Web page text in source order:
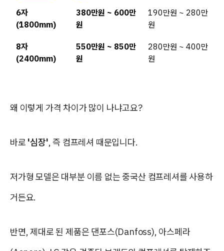
6자
(1800mm)
380만원 ~ 600만
원
190만원 ~ 280만
원
8자
(2400mm)
550만원 ~ 850만
원
280만원 ~ 400만
원
왜 이렇게 가격 차이가 많이 나냐고요?
바로 '심장', 즉 컴프레셔 때문입니다.
저가형 모델은 대부분 이름 없는 중국산 컴프레셔를 사용하
거든요.
반면, 제대로 된 제품은 댄포스(Danfoss), 아스페라